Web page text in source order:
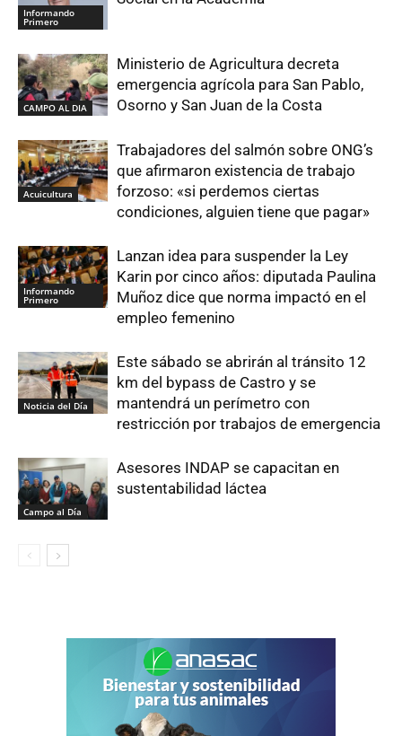
Informando
Primero
CAMPO AL DIA
Ministerio de Agricultura decreta
emergencia agrícola para San Pablo,
Osorno y San Juan de la Costa
Acuicultura
Trabajadores del salmón sobre ONG’s
que afirmaron existencia de trabajo
forzoso: «si perdemos ciertas
condiciones, alguien tiene que pagar»
Informando
Primero
Lanzan idea para suspender la Ley
Karin por cinco años: diputada Paulina
Muñoz dice que norma impactó en el
empleo femenino
Noticia del Día
Este sábado se abrirán al tránsito 12
km del bypass de Castro y se
mantendrá un perímetro con
restricción por trabajos de emergencia
Campo al Día
Asesores INDAP se capacitan en
sustentabilidad láctea